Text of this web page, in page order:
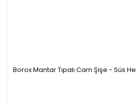
Borox Mantar Tıpalı Cam Şişe - Süs